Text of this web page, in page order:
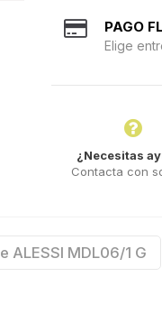
PAGO
Elige
¿Necesitas
Contacta con
ALESSI MDL06/1 G